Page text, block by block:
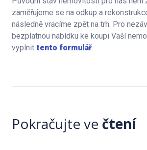
zaměřujeme se na odkup a
následně vracíme zpět na trh. Pro
bezplatnou nabídku ke koupi Vaší
vyplnit tento formulář.
Pokračujte ve čtení